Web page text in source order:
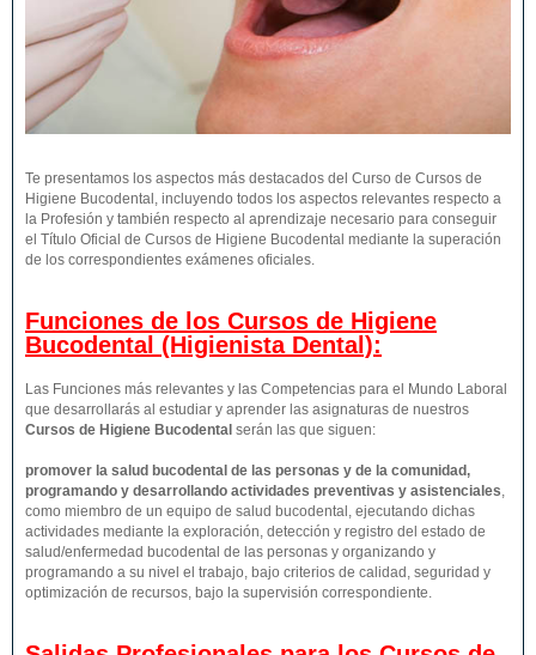
Te presentamos los aspectos más destacados del Curso de Cursos de
Higiene Bucodental, incluyendo todos los aspectos relevantes respecto a
la Profesión y también respecto al aprendizaje necesario para conseguir
el Título Oficial de Cursos de Higiene Bucodental mediante la superación
de los correspondientes exámenes oficiales.
Funciones de los Cursos de Higiene
Bucodental (Higienista Dental):
Las Funciones más relevantes y las Competencias para el Mundo Laboral
que desarrollarás al estudiar y aprender las asignaturas de nuestros
Cursos de Higiene Bucodental serán las que siguen:
promover la salud bucodental de las personas y de la comunidad,
programando y desarrollando actividades preventivas y asistenciales,
como miembro de un equipo de salud bucodental, ejecutando dichas
actividades mediante la exploración, detección y registro del estado de
salud/enfermedad bucodental de las personas y organizando y
programando a su nivel el trabajo, bajo criterios de calidad, seguridad y
optimización de recursos, bajo la supervisión correspondiente.